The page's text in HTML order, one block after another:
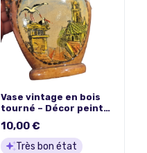
Vase vintage en bois
tourné – Décor peint
Alsacien
10,00 €
Très bon état